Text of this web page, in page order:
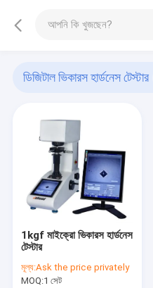
ডিজিটাল ভিকারস হার্ডনেস টেস্টার
1kgf মাইক্রো ভিকারস হার্ডনেস
টেস্টার
মূল্য:Ask the price privately
MOQ:1 সেট